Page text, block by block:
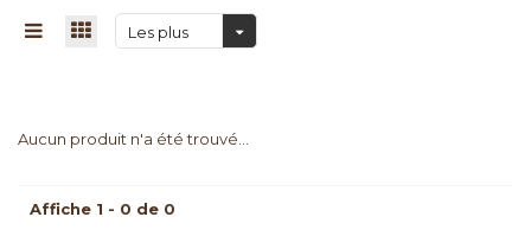
Les plus
Aucun produit n'a été trouvé...
Affiche 1 - 0 de 0